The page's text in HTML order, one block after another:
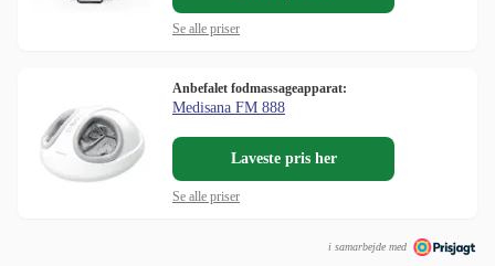
Se alle priser
Anbefalet fodmassageapparat:
Medisana FM 888
Laveste pris her
Se alle priser
i samarbejde med